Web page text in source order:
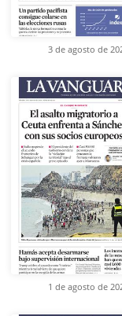
3 de agosto de
1 de agosto de